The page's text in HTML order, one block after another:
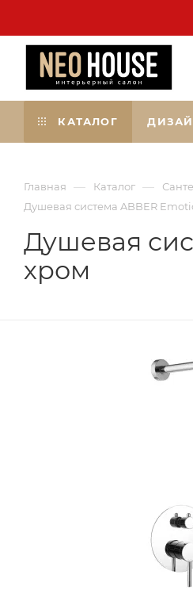
КАТАЛОГ
Главная — Каталог —
Душевая система ABBER
Душевая
хром